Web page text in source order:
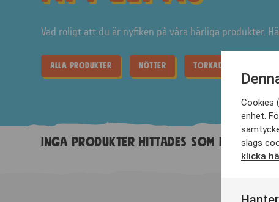
Vad roligt att du är nyfiken på våra härliga produkter.
Alla produkter Nötter Torkad Frukt
Inga produkter hittades som
Cookies
enhet.
slags
klicka